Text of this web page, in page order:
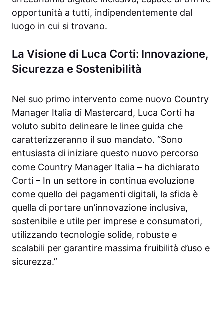
opportunità a tutti, indipendentemente dal
luogo in cui si trovano.
La Visione di Luca Corti: Innovazione,
Sicurezza e Sostenibilità
Nel suo primo intervento come nuovo Country
Manager Italia di Mastercard, Luca Corti ha
voluto subito delineare le linee guida che
caratterizzeranno il suo mandato. “Sono
entusiasta di iniziare questo nuovo percorso
come Country Manager Italia – ha dichiarato
Corti – In un settore in continua evoluzione
come quello dei pagamenti digitali, la sfida è
quella di portare un’innovazione inclusiva,
sostenibile e utile per imprese e consumatori,
utilizzando tecnologie solide, robuste e
scalabili per garantire massima fruibilità d’uso e
sicurezza.”